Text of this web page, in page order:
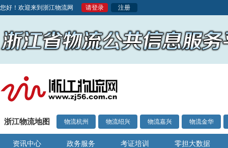
您好！欢迎来到浙江物流网 请登录 注册
浙江物流地图 物流杭州 物流绍兴 物流嘉兴 物流金华
资讯中心 政务服务 考证培训 零担大数据